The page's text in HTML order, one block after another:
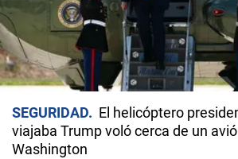
SEGURIDAD
El helicóptero
viajaba Trump voló cerca de un
Washington